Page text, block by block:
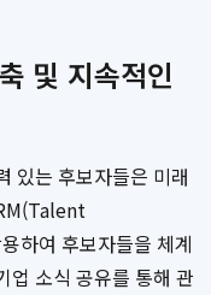
및 지속적인
있는 후보자들은 미래
하여 후보자들을 체계
업 소식 공유를 통해 관